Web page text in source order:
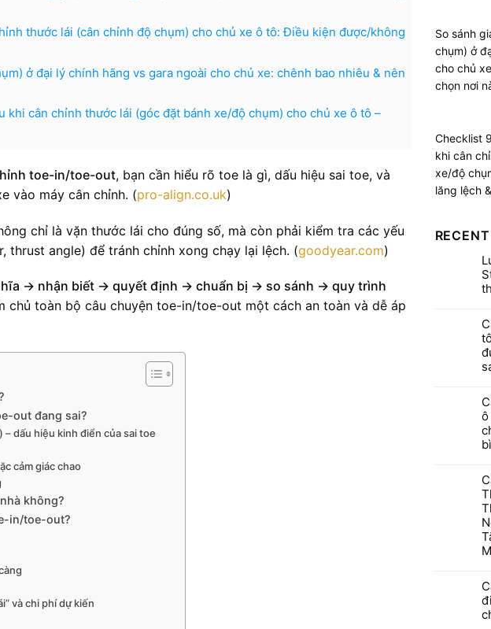
thước lái (cân chỉnh độ chụm) cho chủ xe ô tô: Điều kiện được/không
ở đại lý chính hãng vs gara ngoài cho chủ xe: chênh bao nhiêu & nên
khi cân chỉnh thước lái (góc đặt bánh xe/độ chụm) cho chủ xe ô tô –
toe-in/toe-out, bạn cần hiểu rõ toe là gì, dấu hiệu sai toe, và
vào máy cân chỉnh. (pro-align.co.uk)
chỉ là vặn thước lái cho đúng số, mà còn phải kiểm tra các yếu
thrust angle) để tránh chỉnh xong chạy lại lệch. (goodyear.com)
→ nhận biết → quyết định → chuẩn bị → so sánh → quy trình
chủ toàn bộ câu chuyện toe-in/toe-out một cách an toàn và dễ áp
out đang sai?
– dấu hiệu kinh điển của sai toe
cảm giác chao
không?
in/toe-out?
và chi phí dự kiến
So sánh
chụm) ở
cho chủ
chọn nơi
Checklist
khi cân
xe/độ
lăng lệch
ô